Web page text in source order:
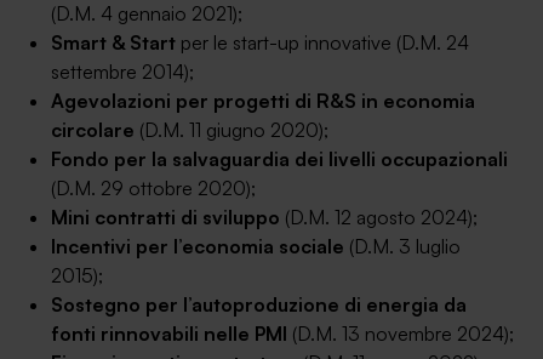
(D.M. 4 gennaio 2021);
Smart & Start per le start-up innovative (D.M. 24
settembre 2014);
Agevolazioni per progetti di R&S in economia
circolare (D.M. 11 giugno 2020);
Fondo per la salvaguardia dei livelli occupazionali
(D.M. 29 ottobre 2020);
Mini contratti di sviluppo (D.M. 12 agosto 2024);
Incentivi per l’economia sociale (D.M. 3 luglio
2015);
Sostegno per l’autoproduzione di energia da
fonti rinnovabili nelle PMI (D.M. 13 novembre 2024);